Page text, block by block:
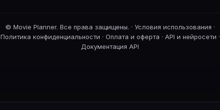
© Movie Planner. Все права защищены. · Условия использования ·
Политика конфиденциальности · Оплата и оферта · API и нейросети ·
Документация API